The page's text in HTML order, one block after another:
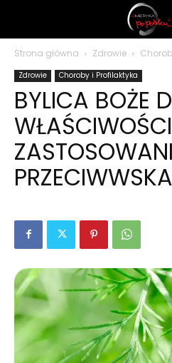
polsku
Strona główna Zdrowie
Zdrowie Choroby i Profilaktyka
BYLICA BOŻE